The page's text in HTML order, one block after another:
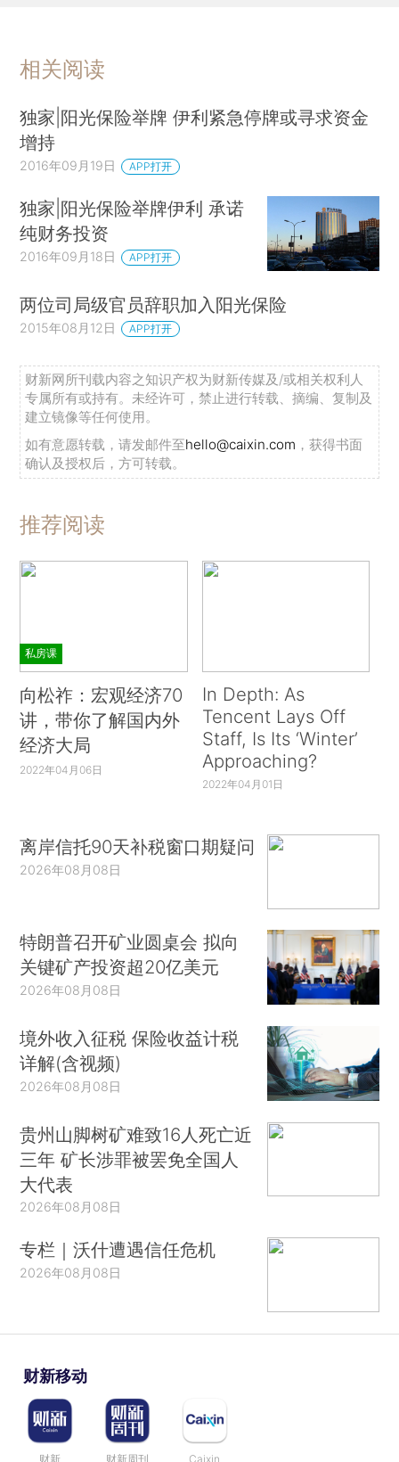
相关阅读
独家|阳光保险举牌 伊利紧急停牌或寻求资金
增持
2016年09月19日 APP打开
独家|阳光保险举牌伊利 承诺
纯财务投资
2016年09月18日 APP打开
两位司局级官员辞职加入阳光保险
2015年08月12日 APP打开
财新网所刊载内容之知识产权为财新传媒及/或相关权利人
专属所有或持有。未经许可，禁止进行转载、摘编、复制及
建立镜像等任何使用。
如有意愿转载，请发邮件至hello@caixin.com ，获得书面
确认及授权后，方可转载。
推荐阅读
私房课
向松祚：宏观经济70
讲，带你了解国内外
经济大局
2022年04月06日
In Depth: As
Tencent Lays Off
Staff, Is Its ‘Winter’
Approaching?
2022年04月01日
离岸信托90天补税窗口期疑问
2026年08月08日
特朗普召开矿业圆桌会 拟向
关键矿产投资超20亿美元
2026年08月08日
境外收入征税 保险收益计税
详解(含视频)
2026年08月08日
贵州山脚树矿难致16人死亡近
三年 矿长涉罪被罢免全国人
大代表
2026年08月08日
专栏｜沃什遭遇信任危机
2026年08月08日
财新移动
财新 财新周刊 Caixin